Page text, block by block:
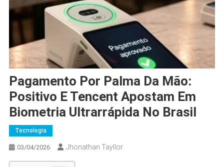
Pagamento Por Palma Da Mão:
Positivo E Tencent Apostam Em
Biometria Ultrarrápida No Brasil
Tecnologia
03/04/2026 Jhonathan Tayllor